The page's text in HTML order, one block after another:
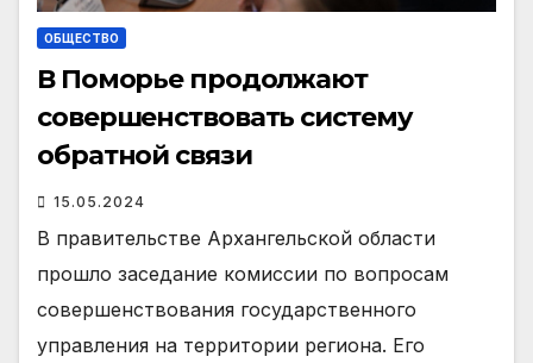
ОБЩЕСТВО
В Поморье продолжают
совершенствовать систему
обратной связи
15.05.2024
В правительстве Архангельской области
прошло заседание комиссии по вопросам
совершенствования государственного
управления на территории региона. Его